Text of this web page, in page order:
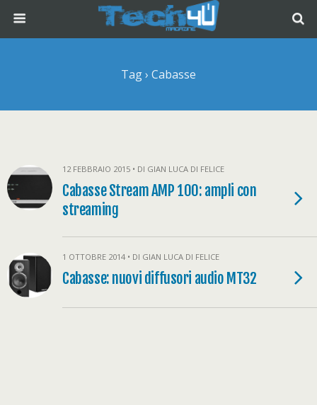
Tag › Cabasse
12 FEBBRAIO 2015 • DI GIAN LUCA DI FELICE
Cabasse Stream AMP 100: ampli con
streaming
1 OTTOBRE 2014 • DI GIAN LUCA DI FELICE
Cabasse: nuovi diffusori audio MT32